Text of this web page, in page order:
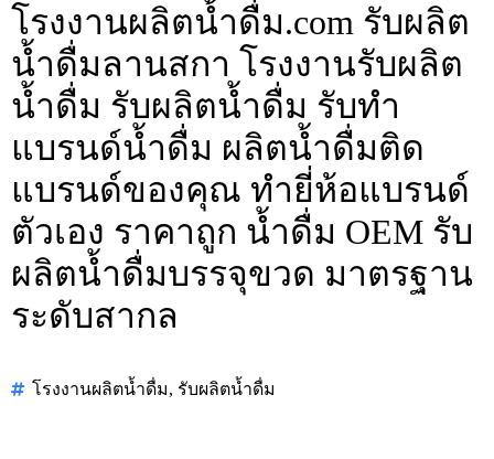
โรงงานผลิตน้ำดื่ม.com รับผลิต
น้ำดื่มลานสกา โรงงานรับผลิต
น้ำดื่ม รับผลิตน้ำดื่ม รับทำ
แบรนด์น้ำดื่ม ผลิตน้ำดื่มติด
แบรนด์ของคุณ ทำยี่ห้อแบรนด์
ตัวเอง ราคาถูก น้ำดื่ม OEM รับ
ผลิตน้ำดื่มบรรจุขวด มาตรฐาน
ระดับสากล
โรงงานผลิตน้ำดื่ม, รับผลิตน้ำดื่ม